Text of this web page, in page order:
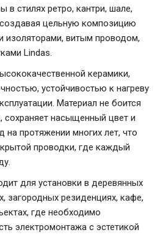
в стилях ретро, кантри, шале,
создавая цельную композицию
изоляторами, витым проводом,
Lindas.
керамики,
устойчивостью к нагреву
Материал не боится
сохраняет насыщенный цвет и
на протяжении многих лет, что
проводки, где каждый
для установки в деревянных
загородных резиденциях, кафе,
где необходимо
электромонтажа с эстетикой